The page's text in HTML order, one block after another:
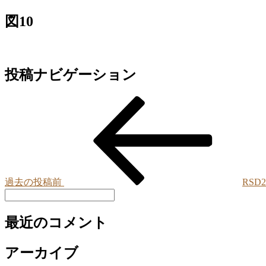
図10
投稿ナビゲーション
過去の投稿前
最近のコメント
アーカイブ